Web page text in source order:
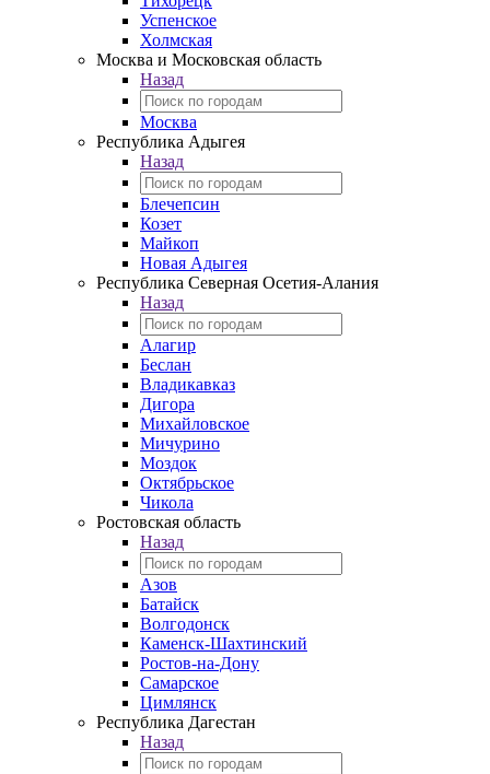
Успенское
Холмская
Москва и Московская область
Назад
Москва
Республика Адыгея
Назад
Блечепсин
Козет
Майкоп
Новая Адыгея
Республика Северная Осетия-Алания
Назад
Алагир
Беслан
Владикавказ
Дигора
Михайловское
Мичурино
Моздок
Октябрьское
Чикола
Ростовская область
Назад
Азов
Батайск
Волгодонск
Каменск-Шахтинский
Ростов-на-Дону
Самарское
Цимлянск
Республика Дагестан
Назад